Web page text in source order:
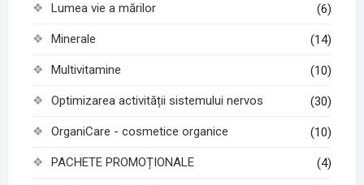
Lumea vie a mărilor (6)
Minerale (14)
Multivitamine (10)
Optimizarea activității sistemului nervos (30)
OrganiCare - cosmetice organice (10)
PACHETE PROMOȚIONALE (4)